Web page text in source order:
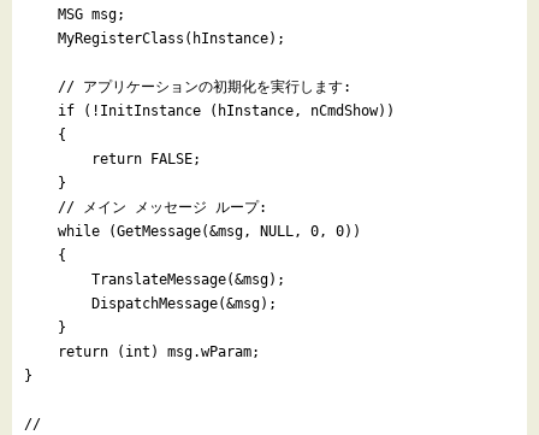
    MSG msg;
    MyRegisterClass(hInstance);
    // アプリケーションの初期化を実行します:
    if (!InitInstance (hInstance, nCmdShow))
    {
        return FALSE;
    }
    // メイン メッセージ ループ:
    while (GetMessage(&msg, NULL, 0, 0))
    {
        TranslateMessage(&msg);
        DispatchMessage(&msg);
    }
    return (int) msg.wParam;
}
//